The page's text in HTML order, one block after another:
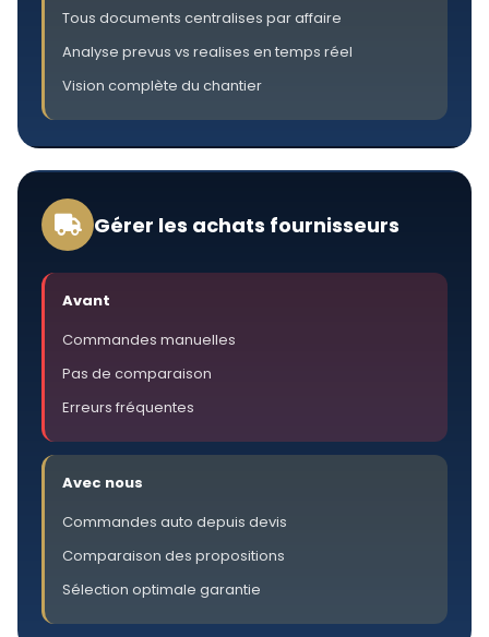
Tous documents centralises par affaire
Analyse prevus vs realises en temps réel
Vision complète du chantier
Gérer les achats fournisseurs
Avant
Commandes manuelles
Pas de comparaison
Erreurs fréquentes
Avec nous
Commandes auto depuis devis
Comparaison des propositions
Sélection optimale garantie